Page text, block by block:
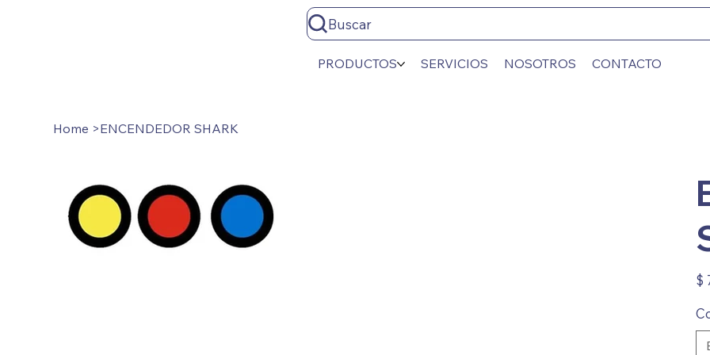
Buscar
PRODUCTOS SERVICIOS NOSOTROS CONTACTO
Home >ENCENDEDOR SHARK
$